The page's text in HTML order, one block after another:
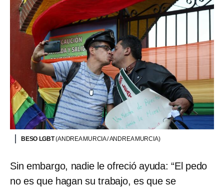
BESO LGBT(ANDREA MURCIA / ANDREA MURCIA)
Sin embargo, nadie le ofreció ayuda: “El pedo
no es que hagan su trabajo, es que se